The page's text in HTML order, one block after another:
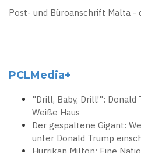
Post- und Büroanschrift Malta
PCLMedia+
"Drill, Baby, Drill!": Donald
Weiße Haus
Der gespaltene Gigant:
unter Donald Trump